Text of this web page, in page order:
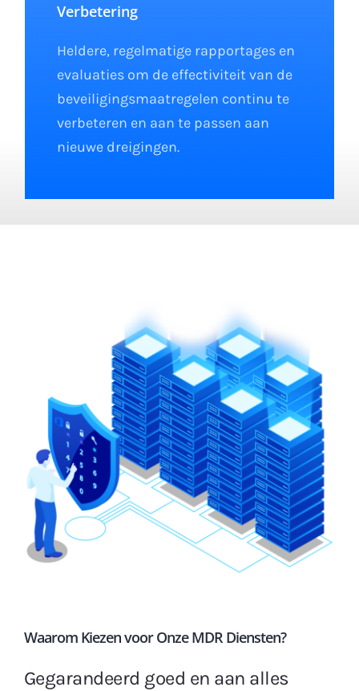
Verbetering
Heldere, regelmatige rapportages en
evaluaties om de effectiviteit van de
beveiligingsmaatregelen continu te
verbeteren en aan te passen aan
nieuwe dreigingen.
Waarom Kiezen voor Onze MDR Diensten?
Gegarandeerd goed en aan alles